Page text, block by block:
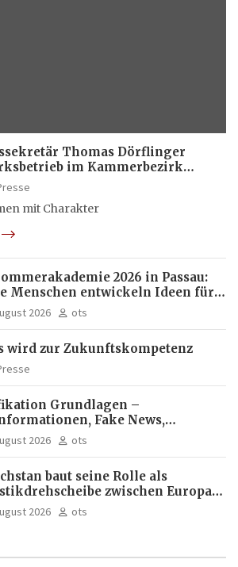
Thomas Dörflinger
im Kammerbezirk
mit Charakter
2026 in Passau:
Menschen entwickeln Ideen für
Zukunft
2026 ots
wird zur Zukunftskompetenz
Grundlagen –
Fake News,
Inhalte | dpa-Akademie
2026 ots
baut seine Rolle als
zwischen Europa
aus
2026 ots